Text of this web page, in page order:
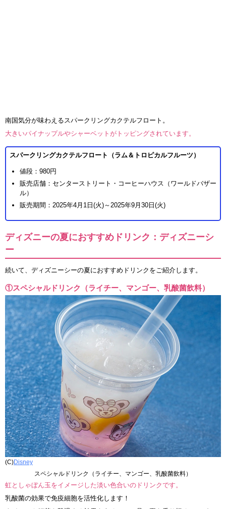
南国気分が味わえるスパークリングカクテルフロート。
大きいパイナップルやシャーベットがトッピングされています。
スパークリングカクテルフロート（ラム＆トロピカルフルーツ）
値段：980円
販売店舗：センターストリート・コーヒーハウス（ワールドバザー
ル）
販売期間：2025年4月1日(火)～2025年9月30日(火)
ディズニーの夏におすすめドリンク：ディズニーシ
ー
続いて、ディズニーシーの夏におすすめドリンクをご紹介します。
①スペシャルドリンク（ライチー、マンゴー、乳酸菌飲料）
(C)Disney
スペシャルドリンク（ライチー、マンゴー、乳酸菌飲料）
虹としゃぼん玉をイメージした淡い色合いのドリンクです。
乳酸菌の効果で免疫細胞を活性化します！